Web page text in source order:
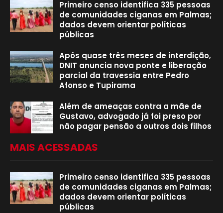
Primeiro censo identifica 335 pessoas
de comunidades ciganas em Palmas;
dados devem orientar políticas
públicas
Após quase três meses de interdição,
DNIT anuncia nova ponte e liberação
parcial da travessia entre Pedro
Afonso e Tupirama
Além de ameaças contra a mãe de
Gustavo, advogado já foi preso por
não pagar pensão a outros dois filhos
MAIS ACESSADAS
Primeiro censo identifica 335 pessoas
de comunidades ciganas em Palmas;
dados devem orientar políticas
públicas